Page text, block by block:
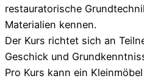
restauratorische
Materialien kennen.
Der Kurs richtet sich an
Geschick und
Pro Kurs kann ein